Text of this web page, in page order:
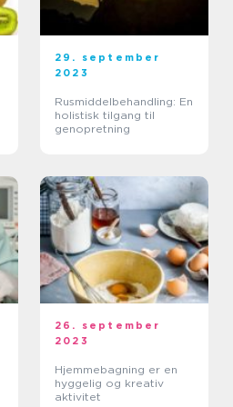
29. september
2023
Rusmiddelbehandling: En
holistisk tilgang til
genopretning
26. september
2023
Hjemmebagning er en
hyggelig og kreativ
aktivitet